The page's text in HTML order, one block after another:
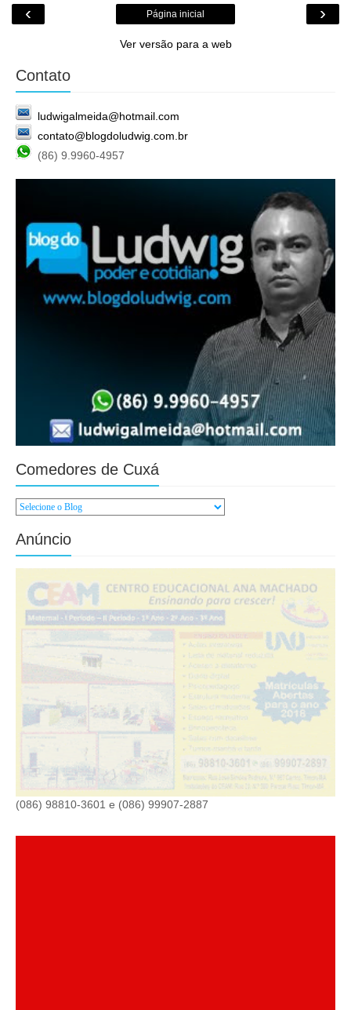
‹ ›
Página inicial
Ver versão para a web
Contato
ludwigalmeida@hotmail.com
contato@blogdoludwig.com.br
(86) 9.9960-4957
Comedores de Cuxá
Anúncio
(086) 98810-3601 e (086) 99907-2887